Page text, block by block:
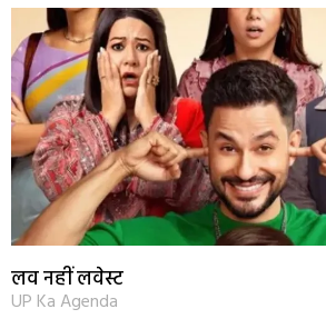
लव नहीं लवेस्ट
UP Ka Agenda